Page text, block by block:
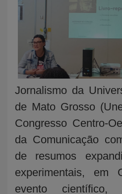
Jornalismo da
de Mato Grosso
Congresso Centro-
da Comunicação
de resumos
experimentais, em
evento